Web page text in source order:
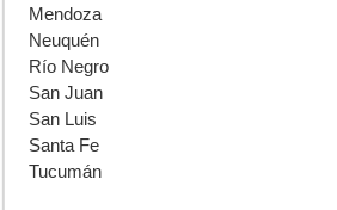
Mendoza
Neuquén
Río Negro
San Juan
San Luis
Santa Fe
Tucumán